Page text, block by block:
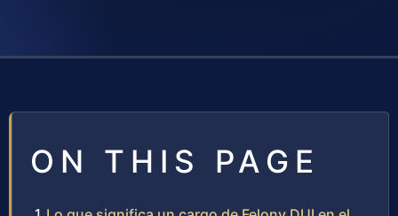
ON THIS PAGE